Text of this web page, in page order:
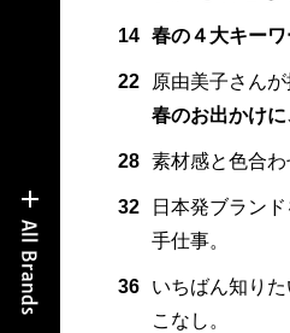
14 春の４大キーワ
22
原由美子さんが
春のお出かけに
28 素材感と色合わ
32
日本発ブラン
手仕事。
36
いちばん知り
こなし。